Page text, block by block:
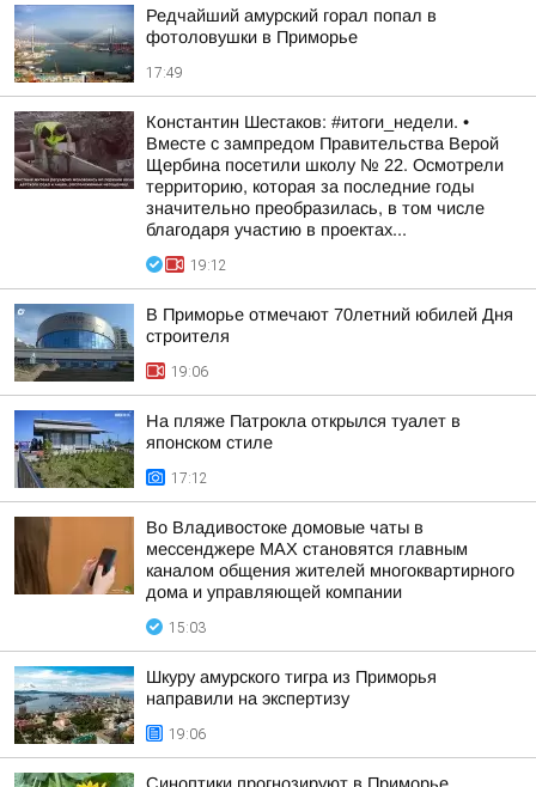
Редчайший амурский горал попал в
фотоловушки в Приморье
17:49
Константин Шестаков: #итоги_недели. •
Вместе с зампредом Правительства Верой
Щербина посетили школу № 22. Осмотрели
территорию, которая за последние годы
значительно преобразилась, в том числе
благодаря участию в проектах...
19:12
В Приморье отмечают 70летний юбилей Дня
строителя
19:06
На пляже Патрокла открылся туалет в
японском стиле
17:12
Во Владивостоке домовые чаты в
мессенджере МАХ становятся главным
каналом общения жителей многоквартирного
дома и управляющей компании
15:03
Шкуру амурского тигра из Приморья
направили на экспертизу
19:06